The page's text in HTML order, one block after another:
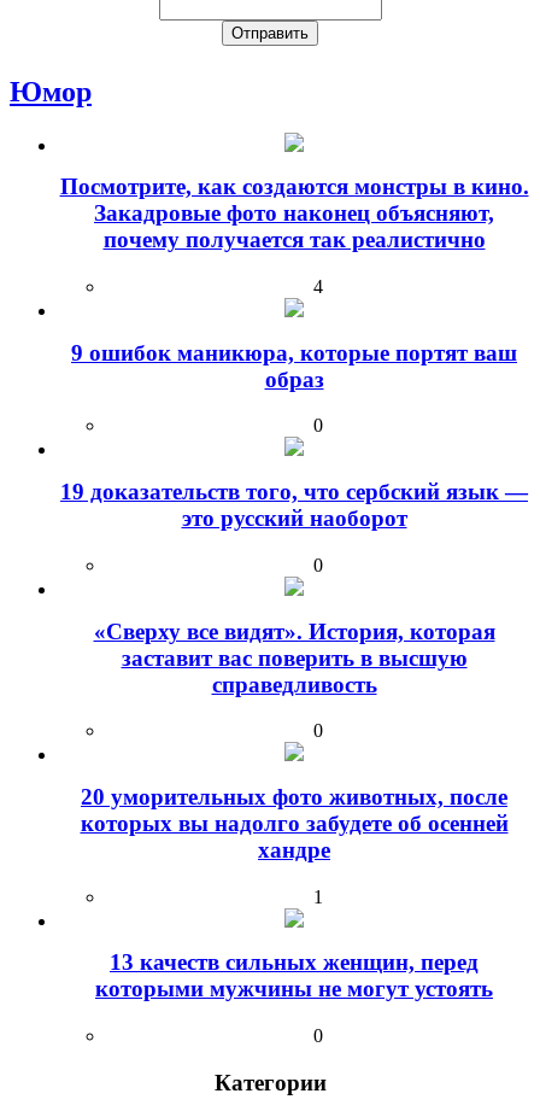
Юмор
Посмотрите, как создаются монстры в кино.
Закадровые фото наконец объясняют,
почему получается так реалистично
4
9 ошибок маникюра, которые портят ваш
образ
0
19 доказательств того, что сербский язык —
это русский наоборот
0
«Сверху все видят». История, которая
заставит вас поверить в высшую
справедливость
0
20 уморительных фото животных, после
которых вы надолго забудете об осенней
хандре
1
13 качеств сильных женщин, перед
которыми мужчины не могут устоять
0
Категории